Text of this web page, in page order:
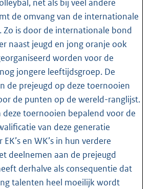
net als bij veel andere
de omvang van de internationale
Zo is door de internationale bond
naast jeugd en jong oranje ook
worden voor de
jongere leeftijdsgroep. De
de prejeugd op deze toernooien
de punten op de wereld-ranglijst.
deze toernooien bepalend voor de
van deze generatie
en WK’s in hun verdere
deelnemen aan de prejeugd
derhalve als consequentie dat
talenten heel moeilijk wordt